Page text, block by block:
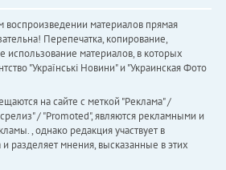
воспроизведении материалов прямая
Перепечатка, копирование,
использование материалов, в которых
"Українськi Новини" и "Украинская Фото
на сайте с меткой "Реклама" /
/ "Promoted", являются рекламными и
, однако редакция участвует в
и разделяет мнения, высказанные в этих